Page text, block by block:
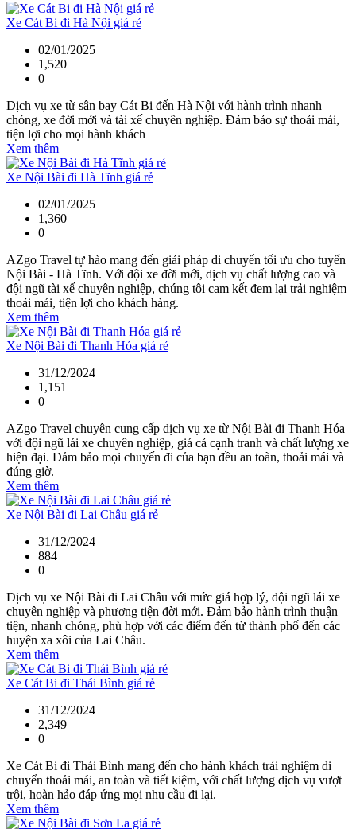
Xe Cát Bi đi Hà Nội giá rẻ
02/01/2025
1,520
0
Dịch vụ xe từ sân bay Cát Bi đến Hà Nội với hành trình nhanh
chóng, xe đời mới và tài xế chuyên nghiệp. Đảm bảo sự thoải mái,
tiện lợi cho mọi hành khách
Xem thêm
Xe Nội Bài đi Hà Tĩnh giá rẻ
02/01/2025
1,360
0
AZgo Travel tự hào mang đến giải pháp di chuyển tối ưu cho tuyến
Nội Bài - Hà Tĩnh. Với đội xe đời mới, dịch vụ chất lượng cao và
đội ngũ tài xế chuyên nghiệp, chúng tôi cam kết đem lại trải nghiệm
thoải mái, tiện lợi cho khách hàng.
Xem thêm
Xe Nội Bài đi Thanh Hóa giá rẻ
31/12/2024
1,151
0
AZgo Travel chuyên cung cấp dịch vụ xe từ Nội Bài đi Thanh Hóa
với đội ngũ lái xe chuyên nghiệp, giá cả cạnh tranh và chất lượng xe
hiện đại. Đảm bảo mọi chuyến đi của bạn đều an toàn, thoải mái và
đúng giờ.
Xem thêm
Xe Nội Bài đi Lai Châu giá rẻ
31/12/2024
884
0
Dịch vụ xe Nội Bài đi Lai Châu với mức giá hợp lý, đội ngũ lái xe
chuyên nghiệp và phương tiện đời mới. Đảm bảo hành trình thuận
tiện, nhanh chóng, phù hợp với các điểm đến từ thành phố đến các
huyện xa xôi của Lai Châu.
Xem thêm
Xe Cát Bi đi Thái Bình giá rẻ
31/12/2024
2,349
0
Xe Cát Bi đi Thái Bình mang đến cho hành khách trải nghiệm di
chuyển thoải mái, an toàn và tiết kiệm, với chất lượng dịch vụ vượt
trội, hoàn hảo đáp ứng mọi nhu cầu đi lại.
Xem thêm